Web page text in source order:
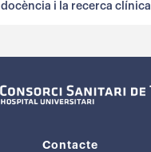
docència i la recerca clínica
Contacte